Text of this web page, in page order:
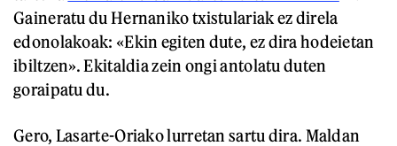
Gaineratu du Hernaniko txistulariak ez direla
edonolakoak: «Ekin egiten dute, ez dira hodeietan
ibiltzen». Ekitaldia zein ongi antolatu duten
goraipatu du.
Gero, Lasarte-Oriako lurretan sartu dira. Maldan